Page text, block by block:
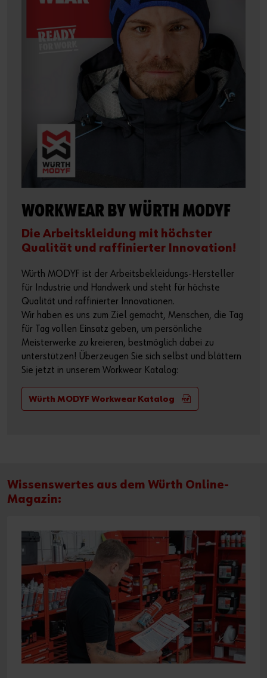
WORKWEAR BY WÜRTH MODYF
Die Arbeitskleidung mit höchster
Qualität und raffinierter Innovation!
Würth MODYF ist der Arbeitsbekleidungs-Hersteller
für Industrie und Handwerk und steht für höchste
Qualität und raffinierter Innovationen.
Wir haben es uns zum Ziel gemacht, Menschen, die Tag
für Tag vollen Einsatz geben, um persönliche
Meisterwerke zu kreieren, bestmöglich dabei zu
unterstützen! Überzeugen Sie sich selbst und blättern
Sie jetzt in unserem Workwear Katalog:
Würth MODYF Workwear Katalog
Wissenswertes aus dem Würth Online-
Magazin: